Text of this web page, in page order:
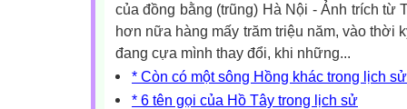
của đồng bằng (trũng) Hà Nội - Ảnh trích từ
hơn nữa hàng mấy trăm triệu năm, vào thời
đang cựa mình thay đổi, khi những...
* Còn có một sông Hồng khác trong lịch sử
* 6 tên gọi của Hồ Tây trong lịch sử